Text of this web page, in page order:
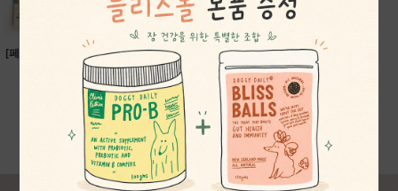
[페티펫] 알러지&면 [페티펫] 펌킨&블루
베리
24,200원
MORE